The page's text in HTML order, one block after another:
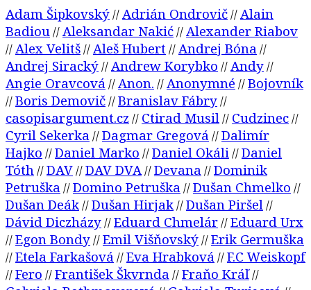
Adam Šipkovský// Adrián Ondrovič// Alain
Badiou // Aleksandar Nakić// Alexander Riabov
// Alex Velitš// Aleš Hubert // Andrej Bóna //
Andrej Siracký// Andrew Korybko // Andy//
Angie Oravcová // Anon. // Anonymné //Bojovník
//Boris Demovič//Branislav Fábry//
casopisargument.cz // Ctirad Musil // Cudzinec//
Cyril Sekerka //Dagmar Gregová //Dalimír
Hajko //Daniel Marko //Daniel Okáli //Daniel
Tóth //DAV//DAV DVA//Devana //Dominik
Petruška //Domino Petruška //Dušan Chmelko //
Dušan Deák//Dušan Hirjak//Dušan Piršel //
Dávid Diczházy//Eduard Chmelár//Eduard Urx
//Egon Bondy//Emil Višňovský//Erik Germuška
//Etela Farkašová //Eva Hrabková //F.C Weiskopf
//Fero //František Škvrnda //Fraňo Kráľ//